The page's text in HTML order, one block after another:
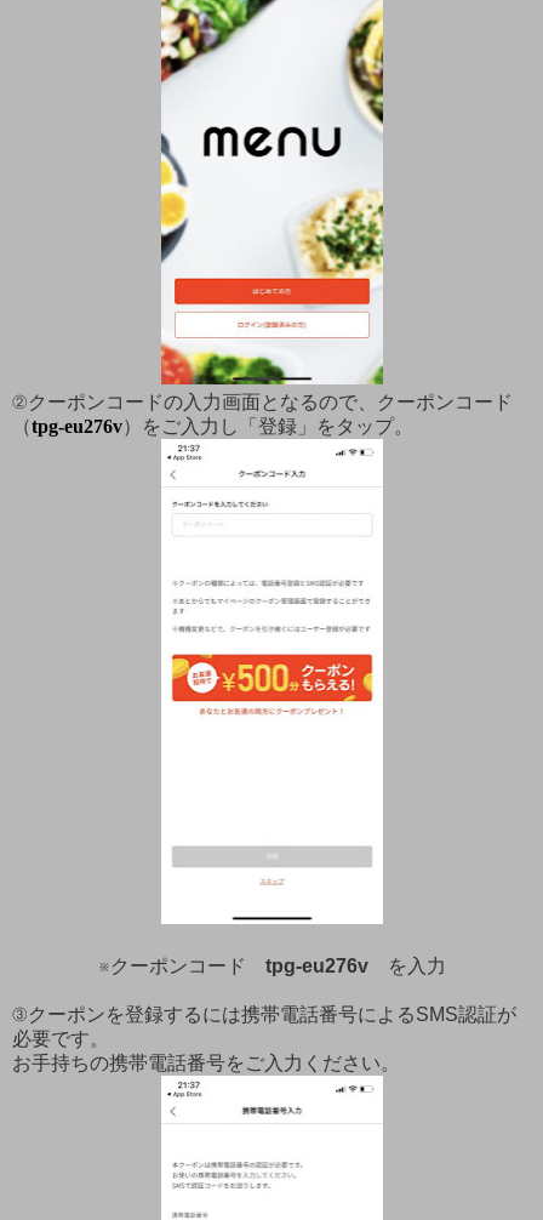
②クーポンコードの入力画面となるので、クーポンコード
（tpg-eu276v）をご入力し「登録」をタップ。
※クーポンコード tpg-eu276vを入力
③クーポンを登録するには携帯電話番号によるSMS認証が
必要です。
お手持ちの携帯電話番号をご入力ください。